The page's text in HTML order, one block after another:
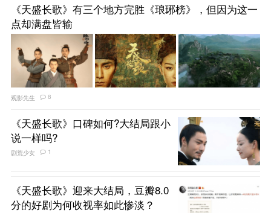
《天盛长歌》有三个地方完胜《琅琊榜》，但因为这一
点却满盘皆输
观影先生 8
《天盛长歌》口碑如何?大结局跟小
说一样吗?
剧荒少女 1
《天盛长歌》迎来大结局，豆瓣8.0
分的好剧为何收视率如此惨淡？